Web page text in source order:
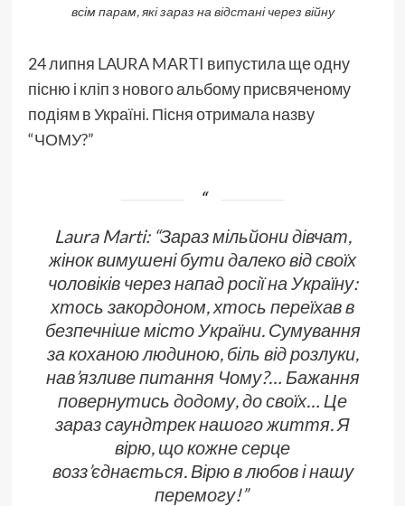
всім парам, які зараз на відстані через війну
24 липня LAURA MARTI випустила ще одну
пісню і кліп з нового альбому присвяченому
подіям в Україні. Пісня отримала назву
“ЧОМУ?”
Laura Marti: “Зараз мільйони дівчат,
жінок вимушені бути далеко від своїх
чоловіків через напад росії на Україну:
хтось закордоном, хтось переїхав в
безпечніше місто України. Сумування
за коханою людиною, біль від розлуки,
нав’язливе питання Чому?… Бажання
повернутись додому, до своїх… Це
зараз саундтрек нашого життя. Я
вірю, що кожне серце
возз’єднається. Вірю в любов і нашу
перемогу!”